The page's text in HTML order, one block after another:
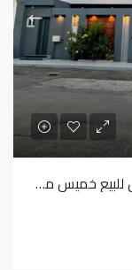
فيلا للبيع خلف المستشفى الألماني – فلل للبيع خميس مشيط